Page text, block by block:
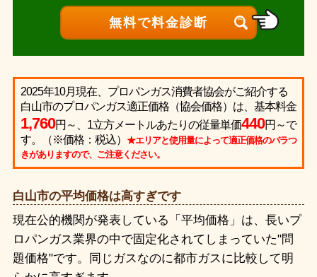
2025年10月現在、プロパンガス消費者協会がご紹介する
白山市のプロパンガス適正価格（協会価格）は、基本料金
1,760円～、1立方メートルあたりの従量単価440円～で
す。（※価格：税込） ★エリアと使用量によって適正価格のバラつ
きがありますので、ご注意ください。
白山市の平均価格は高すぎです
現在公的機関が発表している「平均価格」は、長いプ
ロパンガス業界の中で固定化されてしまっていた"問
題価格"です。同じガスなのに都市ガスに比較して明